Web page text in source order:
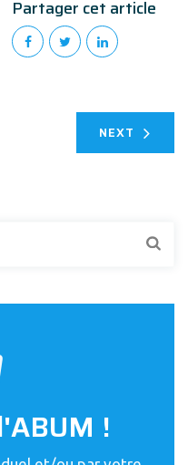
Partager cet article
NEXT
!